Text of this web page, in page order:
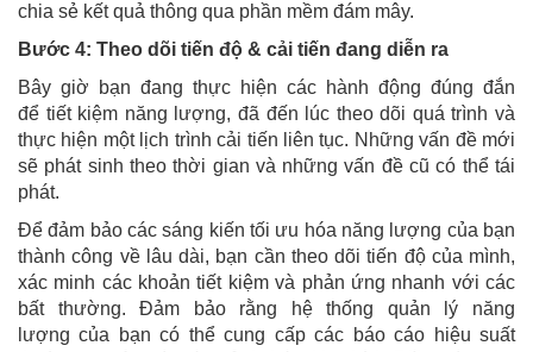
chia sẻ kết quả thông qua phần mềm đám mây.
Bước 4: Theo dõi tiến độ & cải tiến đang diễn ra
Bây giờ bạn đang thực hiện các hành động đúng đắn
để tiết kiệm năng lượng, đã đến lúc theo dõi quá trình và
thực hiện một lịch trình cải tiến liên tục. Những vấn đề mới
sẽ phát sinh theo thời gian và những vấn đề cũ có thể tái
phát.
Để đảm bảo các sáng kiến ​​tối ưu hóa năng lượng của bạn
thành công về lâu dài, bạn cần theo dõi tiến độ của mình,
xác minh các khoản tiết kiệm và phản ứng nhanh với các
bất thường. Đảm bảo rằng hệ thống quản lý năng
lượng của bạn có thể cung cấp các báo cáo hiệu suất